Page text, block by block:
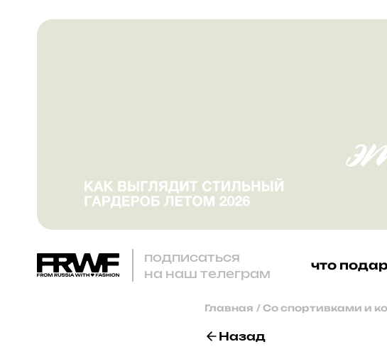
подписаться
на наш телеграм
что
Главная / Со спортивками и
Назад